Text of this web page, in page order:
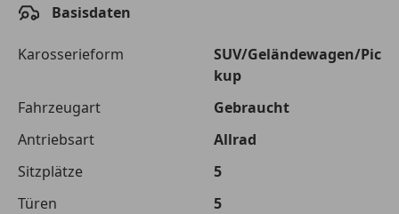
Basisdaten
Karosserieform
SUV/Geländewagen/Pic
kup
Fahrzeugart
Gebraucht
Antriebsart
Allrad
Sitzplätze
5
Türen
5